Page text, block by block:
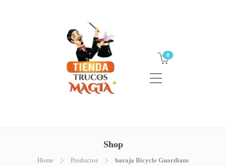
0
Shop
Home Productos
baraja Bicycle Guardians